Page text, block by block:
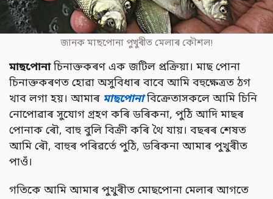
জানক মাছপোনা পুখুৰীত মেলাৰ কৌশল!
মাছপোনাচিনাক্তকৰণ এক জটিল প্ৰক্ৰিয়া। মাছ পোনা
চিনাক্তকৰণত হোৱা অসুবিধাৰ বাবে আমি বহুক্ষেত্ৰত ঠগ
খাব লগা হয়। আমাৰ মাছপোনাবিক্ৰেতাসকলে আমি চিনি
নোপোৱাৰ সুযোগ গ্ৰহণ কৰি ডৰিকনা, পুঠি আদি মাছৰ
পোনাক ৰৌ, বাহু বুলি বিক্ৰী কৰি থৈ যায়। বছৰৰ শেষত
আমি ৰৌ, বাহুৰ পৰিৱৰ্তে পুঠি, ডৰিকনা আমাৰ পুখুৰীত
পাওঁ।
গতিকে আমি আমাৰ পুখুৰীত মোছপোনা মেলাৰ আগতে